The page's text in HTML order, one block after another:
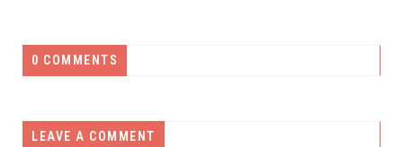
0 COMMENTS
LEAVE A COMMENT